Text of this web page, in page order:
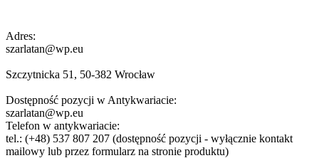
Adres:
szarlatan@wp.eu
Szczytnicka 51, 50-382 Wrocław
Dostępność pozycji w Antykwariacie:
szarlatan@wp.eu
Telefon w antykwariacie:
tel.: (+48) 537 807 207 (dostępność pozycji - wyłącznie kontakt
mailowy lub przez formularz na stronie produktu)